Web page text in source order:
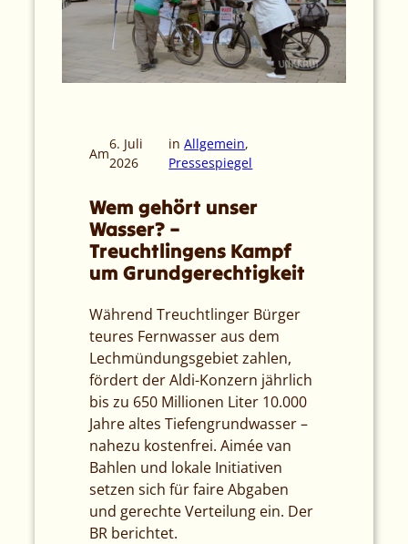
Am
6. Juli
2026
inAllgemein
Pressespiegel
Wem gehört unser
Wasser? –
Treuchtlingens Kampf
um Grundgerechtigkeit
Während Treuchtlinger Bürger
teures Fernwasser aus dem
Lechmündungsgebiet zahlen,
fördert der Aldi-Konzern jährlich
bis zu 650 Millionen Liter 10.000
Jahre altes Tiefengrundwasser –
nahezu kostenfrei. Aimée van
Bahlen und lokale Initiativen
setzen sich für faire Abgaben
und gerechte Verteilung ein. Der
BR berichtet.